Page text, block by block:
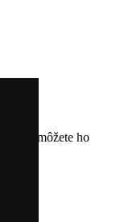
môžete ho